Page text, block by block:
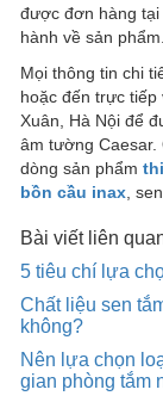
được đơn hàng
hành về sản phẩm.
Mọi thông tin chi
hoặc đến trực
Xuân, Hà Nội để
âm tường Caesar.
dòng sản phẩm
bồn cầu inax ,
Bài viết liên
5 tiêu chí lựa
Chất liệu sen
không?
Nên lựa chọn
gian phòng tắm